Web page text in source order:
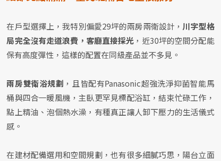
在戶型選擇上，我特別偏愛29坪的兩房兩衛設計，川字型格
局完全沒有走道浪費，客廳直接採光 ，近30坪的空間分配能
保有高度彈性，這樣的配置在同級產品並不多見。
兩房雙衛浴規劃 ，且皆配有Panasonic超強洗淨抑菌智能馬
桶與四合一暖風機，主臥更罕見標配浴缸，結束忙碌工作，
點上精油、泡個熱水澡，有種真正讓人卸下壓力的生活儀式
感。
在建材配備選用和空間規劃，也有很多細膩巧思，陽台立面